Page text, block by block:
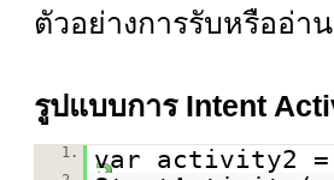
ตัวอย่างการรับหรืออ่า
รูปแบบการ Intent
1. var activity2